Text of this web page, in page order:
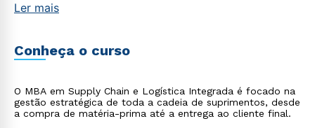
Ler mais
Conheça o curso
O MBA em Supply Chain e Logística Integrada é focado na
gestão estratégica de toda a cadeia de suprimentos, desde
a compra de matéria-prima até a entrega ao cliente final.